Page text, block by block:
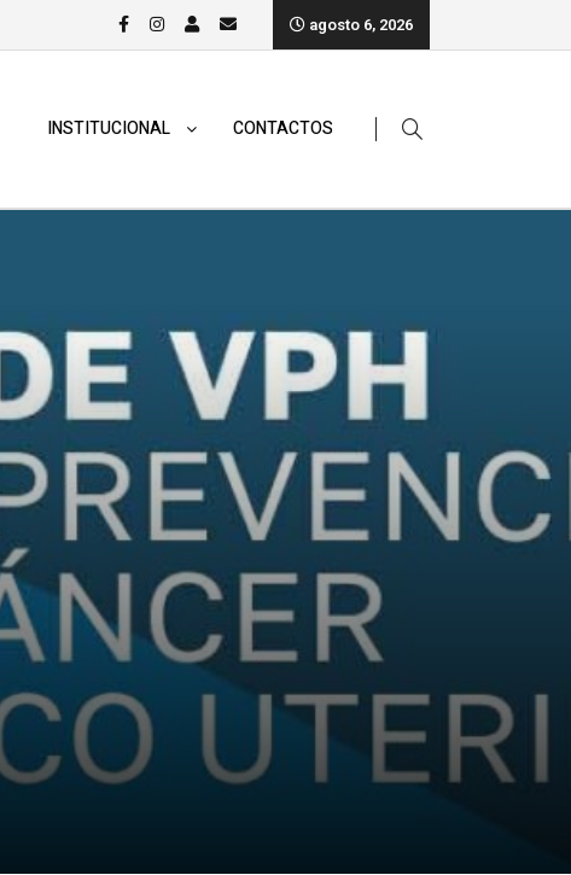
agosto 6, 2026
INSTITUCIONAL CONTACTOS